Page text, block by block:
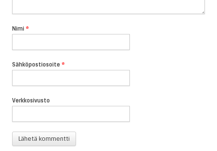
Nimi *
Sähköpostiosoite *
Verkkosivusto